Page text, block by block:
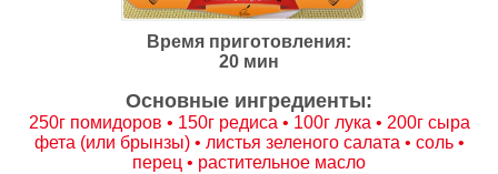
Время приготовления:
20 мин
Основные ингредиенты:
250г помидоров • 150г редиса • 100г лука • 200г сыра
фета (или брынзы) • листья зеленого салата • соль •
перец • растительное масло